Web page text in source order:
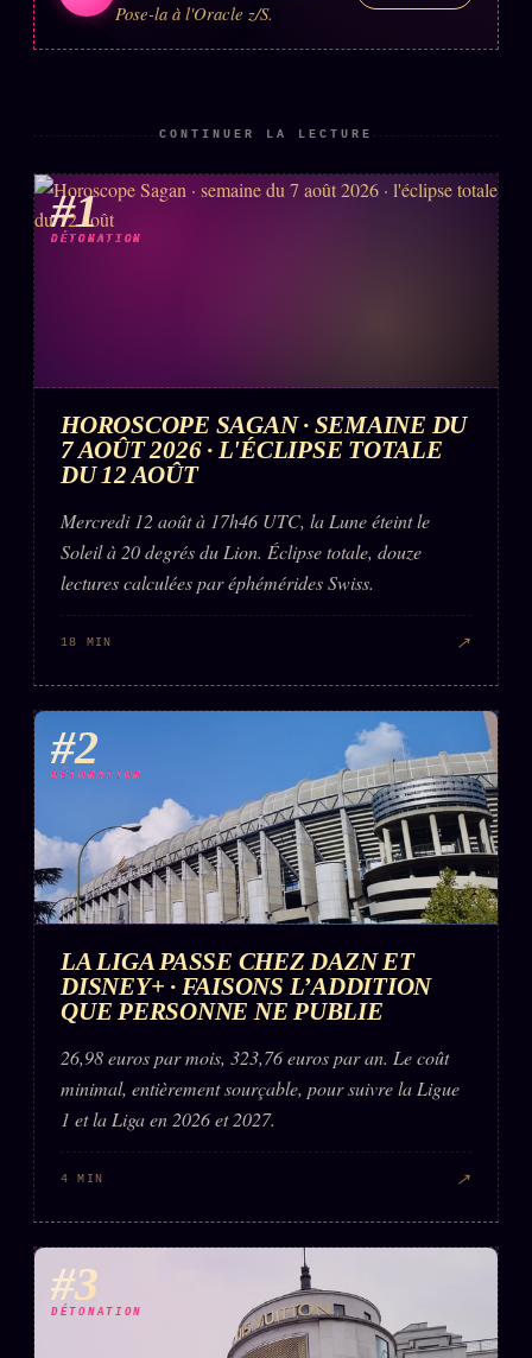
Pose-la à l'Oracle z/S.
CONTINUER LA LECTURE
#1
DÉTONATION
HOROSCOPE SAGAN · SEMAINE DU
7 AOÛT 2026 · L'ÉCLIPSE TOTALE
DU 12 AOÛT
Mercredi 12 août à 17h46 UTC, la Lune éteint le
Soleil à 20 degrés du Lion. Éclipse totale, douze
lectures calculées par éphémérides Swiss.
18 MIN ↗
#2
DÉTONATION
LA LIGA PASSE CHEZ DAZN ET
DISNEY+ · FAISONS L’ADDITION
QUE PERSONNE NE PUBLIE
26,98 euros par mois, 323,76 euros par an. Le coût
minimal, entièrement sourçable, pour suivre la Ligue
1 et la Liga en 2026 et 2027.
4 MIN ↗
#3
DÉTONATION